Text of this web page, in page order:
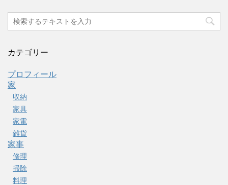
カテゴリー
プロフィール
家
収納
家具
家電
雑貨
家事
修理
掃除
料理